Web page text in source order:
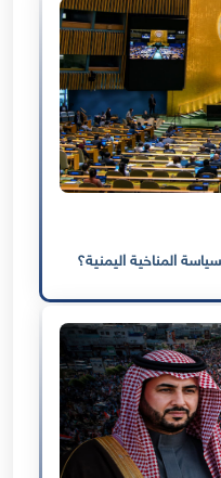
المناخية اليمنية؟